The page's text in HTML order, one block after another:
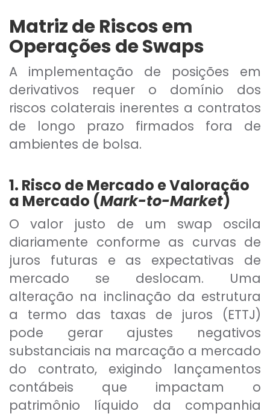
Matriz de Riscos em
Operações de Swaps
A implementação de posições em
derivativos requer o domínio dos
riscos colaterais inerentes a contratos
de longo prazo firmados fora de
ambientes de bolsa.
1. Risco de Mercado e Valoração
a Mercado (Mark-to-Market)
O valor justo de um swap oscila
diariamente conforme as curvas de
juros futuras e as expectativas de
mercado se deslocam. Uma
alteração na inclinação da estrutura
a termo das taxas de juros (ETTJ)
pode gerar ajustes negativos
substanciais na marcação a mercado
do contrato, exigindo lançamentos
contábeis que impactam o
patrimônio líquido da companhia